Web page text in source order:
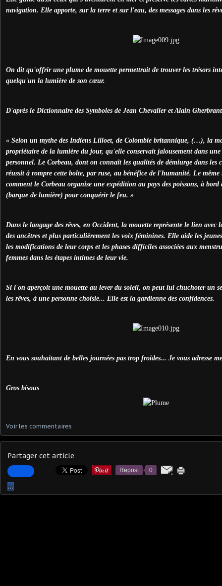
navigation. Elle apporte, sur la terre et sur l'eau, des messages dans les
On dit qu'offrir une plume de mouette permettrait de trouver les trésors
quelqu'un la lumière de son cœur.
D'après le Dictionnaire des Symboles de Jean Chevalier et Alain
« Selon un mythe des Indiens Lilloet, de Colombie britannique, (…), la
propriétaire de la lumière du jour, qu'elle conservait jalousement dans
personnel. Le Corbeau, dont on connaît les qualités de démiurge dans les
réussit à rompre cette boîte, par ruse, au bénéfice de l'humanité. Le
comment le Corbeau organise une expédition au pays des poissons, à
(barque de lumière) pour conquérir le feu. »
Dans le langage des rêves, en Occident, la mouette représente le lien
des ancêtres et plus particulièrement les voix féminines. Elle aide les
les modifications de leur corps et les phases difficiles associées aux
femmes dans les étapes intimes de leur vie.
Si l'on aperçoit une mouette au lever du soleil, on peut lui chuchoter un
les rêves, à une personne choisie... Elle est la gardienne des confidences.
En vous souhaitant de belles journées pas trop froides... Je vous adresse
Gros bisous
Voir les commentaires
Partager cet article
Repost 0
…